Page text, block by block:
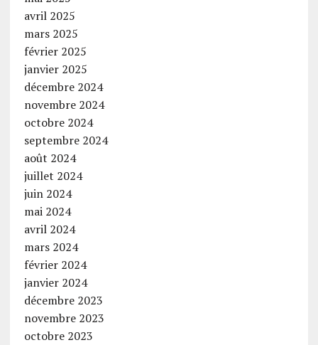
avril 2025
mars 2025
février 2025
janvier 2025
décembre 2024
novembre 2024
octobre 2024
septembre 2024
août 2024
juillet 2024
juin 2024
mai 2024
avril 2024
mars 2024
février 2024
janvier 2024
décembre 2023
novembre 2023
octobre 2023